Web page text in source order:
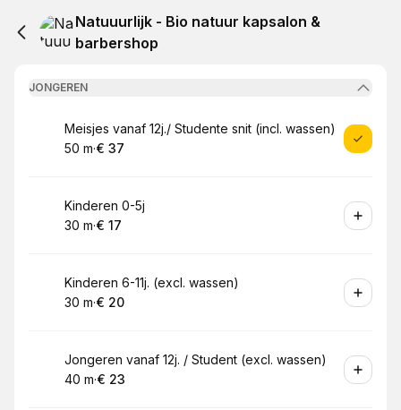
Natuuurlijk - Bio natuur kapsalon &
barbershop
JONGEREN
Boek
Meisjes vanaf 12j./ Studente snit (incl. wassen)
.Duur :
50 m·
.Prijs:
€ 37
Boek
Kinderen 0-5j
.Duur
30 m·
.Prijs:
€ 17
Boek
Kinderen 6-11j. (excl. wassen)
.Duur :
30 m·
.Prijs:
€ 20
Boek
Jongeren vanaf 12j. / Student (excl. wassen)
.Duur
40 m·
.Prijs:
€ 23